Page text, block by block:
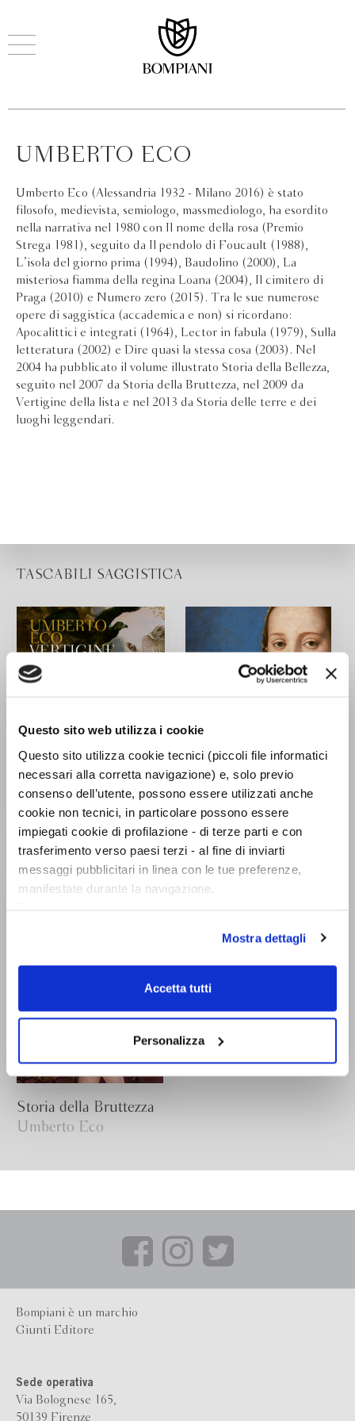
Questo sito web utilizza i cookie
Questo sito utilizza cookie tecnici (piccoli file informatici
necessari alla corretta navigazione) e, solo previo
consenso dell’utente, possono essere utilizzati anche
cookie non tecnici, in particolare possono essere
impiegati cookie di profilazione - di terze parti e con
trasferimento verso paesi terzi - al fine di inviarti
messaggi pubblicitari in linea con le tue preferenze,
manifestate durante la navigazione.
scelte privacy sui cookie, ti invitiamo a prendere visione
dell’informativa cookie.
Chiudendo il banner tramite la “X” prosegui la
dei soli cookie tecnici. Selezionando “Accetta tutti” presti
il tuo consenso alla profilazione che potrai revocare in
ogni momentoRevoca
Mostra dettagli
Accetta tutti
Personalizza
UMBERTO ECO
Umberto Eco (Alessandria 1932 - Milano 2016) è stato
filosofo, medievista, semiologo, massmediologo, ha esordito
nella narrativa nel 1980 con Il nome della rosa (Premio
Strega 1981), seguito da Il pendolo di Foucault (1988),
L’isola del giorno prima (1994), Baudolino (2000), La
misteriosa fiamma della regina Loana (2004), Il cimitero di
Praga (2010) e Numero zero (2015). Tra le sue numerose
opere di saggistica (accademica e non) si ricordano:
Apocalittici e integrati (1964), Lector in fabula (1979), Sulla
letteratura (2002) e Dire quasi la stessa cosa (2003). Nel
2004 ha pubblicato il volume illustrato Storia della Bellezza,
seguito nel 2007 da Storia della Bruttezza, nel 2009 da
Vertigine della lista e nel 2013 da Storia delle terre e dei
luoghi leggendari.
TASCABILI SAGGISTICA
Vertigine della lista
Umberto Eco
Storia della Bellezza
Umberto Eco
Storia della Bruttezza
Umberto Eco
Bompiani è un marchio
Giunti Editore
Sede operativa
Via Bolognese 165,
50139 Firenze